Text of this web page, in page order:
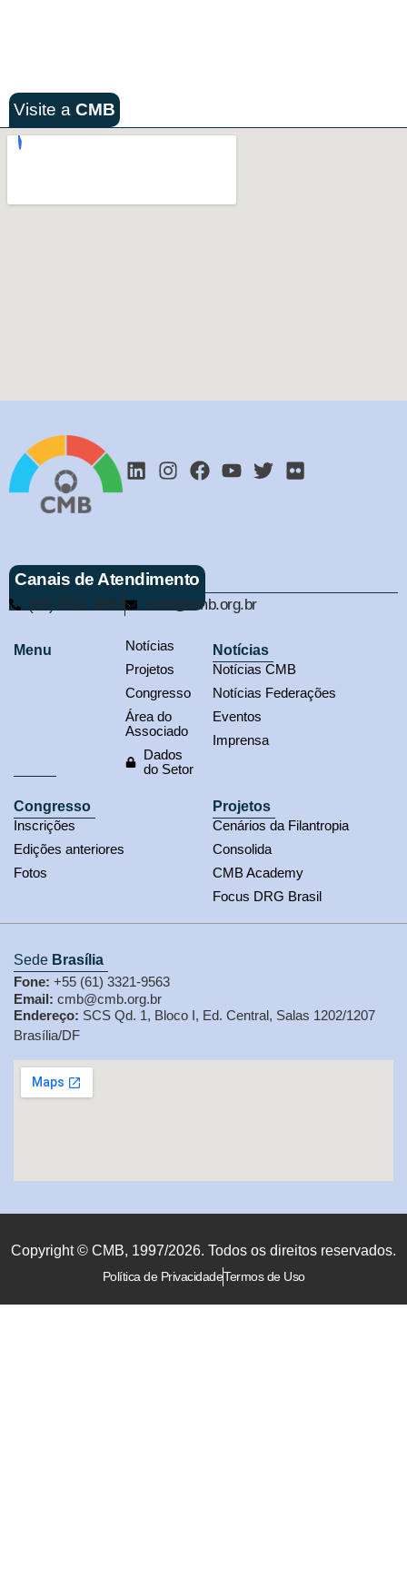
Visite a CMB
Canais de Atendimento
(61) 3321-9563 cmb@cmb.org.br
Menu
Notícias
Projetos
Congresso
Área do
Associado
Dados
do Setor
Notícias
Notícias CMB
Notícias Federações
Eventos
Imprensa
Congresso
Inscrições
Edições anteriores
Fotos
Projetos
Cenários da Filantropia
Consolida
CMB Academy
Focus DRG Brasil
Sede Brasília
Fone: +55 (61) 3321-9563
Email: cmb@cmb.org.br
Endereço: SCS Qd. 1, Bloco I, Ed. Central, Salas 1202/1207
Brasília/DF
Copyright © CMB, 1997/2026. Todos os direitos reservados.
Política de PrivacidadeTermos de Uso